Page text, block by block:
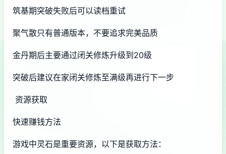
筑基期突破失败后可以读档重试
聚气散只有普通版本，不要追求完美品质
金丹期后主要通过闭关修炼升级到20级
突破后建议在家闭关修炼至满级再进行下一步
资源获取
快速赚钱方法
游戏中灵石是重要资源，以下是获取方法：